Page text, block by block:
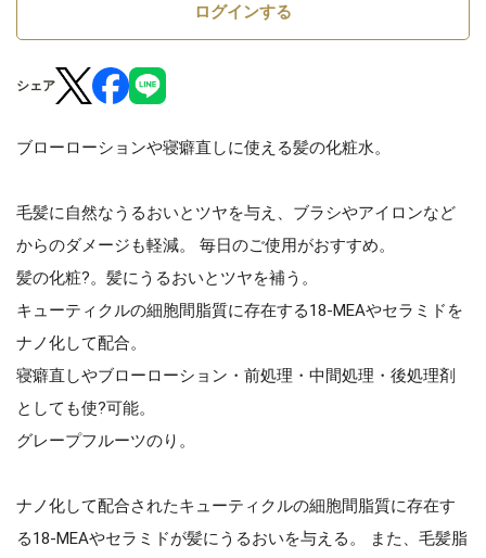
ログインする
シェア
ブローローションや寝癖直しに使える髪の化粧水。
毛髪に自然なうるおいとツヤを与え、ブラシやアイロンなど
からのダメージも軽減。 毎日のご使用がおすすめ。
髪の化粧?。髪にうるおいとツヤを補う。
キューティクルの細胞間脂質に存在する18-MEAやセラミドを
ナノ化して配合。
寝癖直しやブローローション・前処理・中間処理・後処理剤
としても使?可能。
グレープフルーツのり。
ナノ化して配合されたキューティクルの細胞間脂質に存在す
る18-MEAやセラミドが髪にうるおいを与える。 また、毛髪脂